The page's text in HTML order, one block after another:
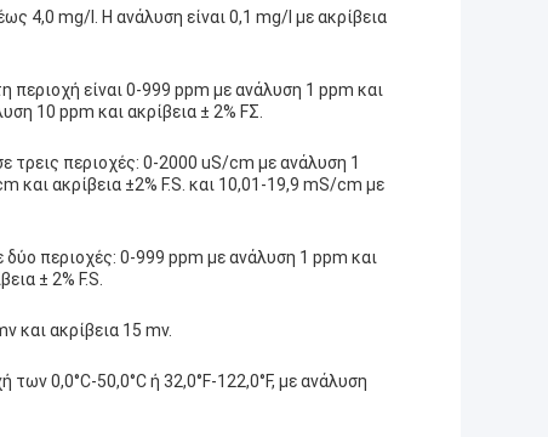
4,0 mg/l. Η ανάλυση είναι 0,1 mg/l με ακρίβεια
περιοχή είναι 0-999 ppm με ανάλυση 1 ppm και
10 ppm και ακρίβεια ± 2% FΣ.
τρεις περιοχές: 0-2000 uS/cm με ανάλυση 1
και ακρίβεια ±2% F.S. και 10,01-19,9 mS/cm με
δύο περιοχές: 0-999 ppm με ανάλυση 1 ppm και
± 2% F.S.
και ακρίβεια 15 mv.
0,0°C-50,0°C ή 32,0°F-122,0°F, με ανάλυση